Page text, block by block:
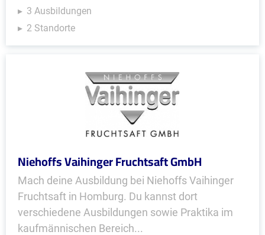
3 Ausbildungen
2 Standorte
Niehoffs Vaihinger Fruchtsaft GmbH
Mach deine Ausbildung bei Niehoffs Vaihinger
Fruchtsaft in Homburg. Du kannst dort
verschiedene Ausbildungen sowie Praktika im
kaufmännischen Bereich...